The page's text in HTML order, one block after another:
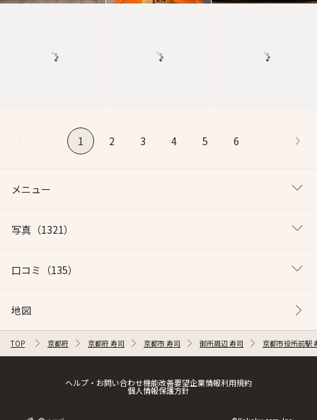
1 2 3 4 5 6
メニュー
写真 （1321）
口コミ （135）
地図
TOP 京都府 京都府 寿司 京都市 寿司 御所周辺 寿司 京都市役所前駅
ヘルプ・お問い合わせ機能改善要望企業情報利用規約
個人情報保護方針